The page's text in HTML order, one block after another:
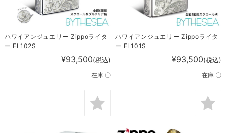
ハワイアンジュエリー Zippoライタ
ー FL102S
¥93,500(税込)
在庫 〇
ハワイアンジュエリー Zippoライタ
ー FL101S
¥93,500(税込)
在庫 〇